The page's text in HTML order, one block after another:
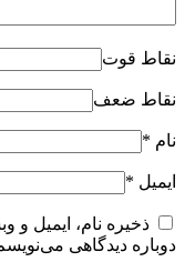
نقاط قوت
نقاط ضعف
نام *
ایمیل *
ذخیره نام، ایمیل و
دوباره دیدگاهی